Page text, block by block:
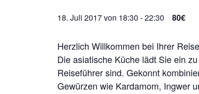
18. Juli 2017 von 18:30 -22:30 80€
Herzlich Willkommen bei Ihrer
Die asiatische Küche lädt Sie ein
Reiseführer sind. Gekonnt
Gewürzen wie Kardamom, Ingwer